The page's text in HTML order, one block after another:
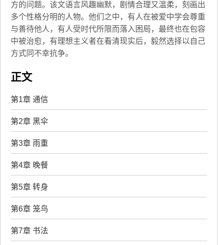
方的问题。该文语言风趣幽默，剧情合理又温柔，刻画出
多个性格分明的人物。他们之中，有人在被爱中学会尊重
与善待他人，有人受时代所限而落入困局，最终也在包容
中被治愈，有理想主义者在看清现实后，毅然选择以自己
方式同不幸抗争。
正文
第1章 通信
第2章 黑伞
第3章 雨重
第4章 晚餐
第5章 转身
第6章 笼鸟
第7章 书法